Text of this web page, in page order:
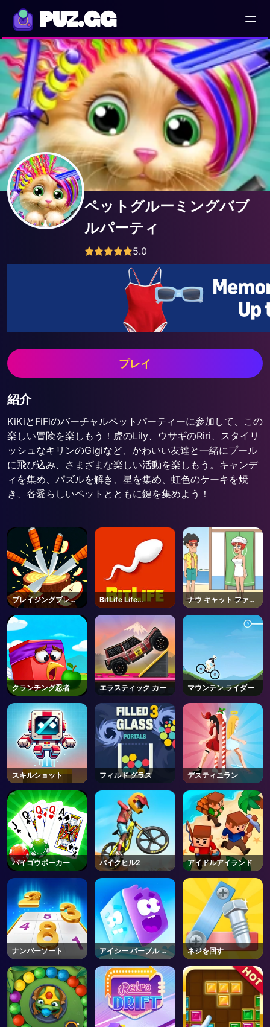
PUZ.GG
AD
ペットグルーミングバブ
ルパーティ
5.0
プレイ
紹介
KiKiとFiFiのバーチャルペットパーティーに参加して、この
楽しい冒険を楽しもう！虎のLily、ウサギのRiri、スタイリ
ッシュなキリンのGigiなど、かわいい友達と一緒にプール
に飛び込み、さまざまな楽しい活動を楽しもう。キャンデ
ィを集め、パズルを解き、星を集め、虹色のケーキを焼
き、各愛らしいペットとともに鍵を集めよう！
ブレイジングブレー
ド
BitLife Life
Simulator
ナウ キャット ファイ
ト
クランチング忍者 エラスティック カー マウンテン ライダー
スキルショット フィルド グラス デスティニラン
パイゴウポーカー バイクヒル2 アイドルアイランド
ナンバーソート
アイシー パープル ヘ
ッド
ネジを回す